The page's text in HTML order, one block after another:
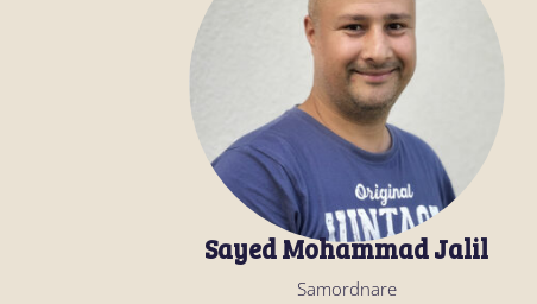
Sayed Mohammad Jalil
Samordnare